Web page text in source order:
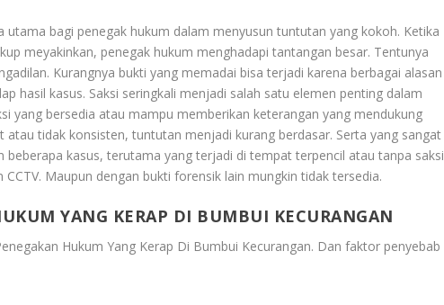
utama bagi penegak hukum dalam menyusun tuntutan yang kokoh. Ketika
meyakinkan, penegak hukum menghadapi tantangan besar. Tentunya
Kurangnya bukti yang memadai bisa terjadi karena berbagai alasan
hasil kasus. Saksi seringkali menjadi salah satu elemen penting dalam
yang bersedia atau mampu memberikan keterangan yang mendukung
atau tidak konsisten, tuntutan menjadi kurang berdasar. Serta yang sangat
beberapa kasus, terutama yang terjadi di tempat terpencil atau tanpa saksi
Maupun dengan bukti forensik lain mungkin tidak tersedia.
YANG KERAP DI BUMBUI KECURANGAN
Hukum Yang Kerap Di Bumbui Kecurangan. Dan faktor penyebab